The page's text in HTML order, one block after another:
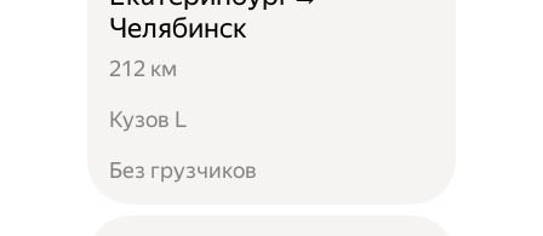
Челябинск
212 км
Кузов L
Без грузчиков